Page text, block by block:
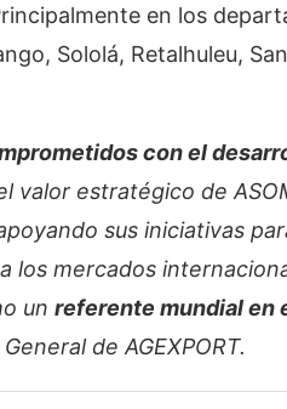
en los
Sololá, Retalhuleu,
con el
valor estratégico de
sus iniciativas
los mercados
un referente mundial en
de AGEXPORT.